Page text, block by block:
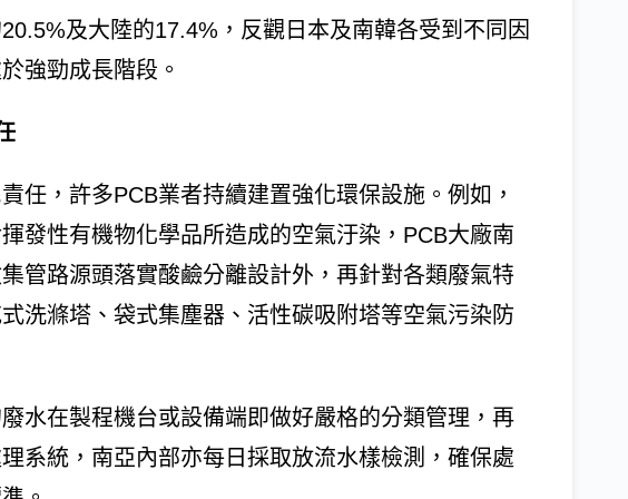
及大陸的17.4%，反觀日本及南韓各受到不同因
強勁成長階段。
任，許多PCB業者持續建置強化環保設施。例如，
發性有機物化學品所造成的空氣汙染，PCB大廠南
管路源頭落實酸鹼分離設計外，再針對各類廢氣特
洗滌塔、袋式集塵器、活性碳吸附塔等空氣污染防
水在製程機台或設備端即做好嚴格的分類管理，再
系統，南亞內部亦每日採取放流水樣檢測，確保處